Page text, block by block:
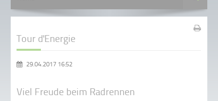
Tour d'Energie
29.04.2017 16:52
Viel Freude beim Radrennen